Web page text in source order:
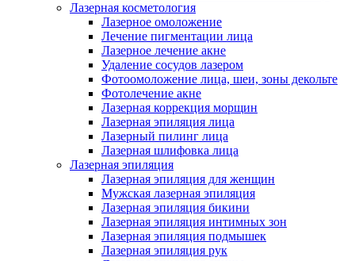
Лазерная косметология
Лазерное омоложение
Лечение пигментации лица
Лазерное лечение акне
Удаление сосудов лазером
Фотоомоложение лица, шеи, зоны декольте
Фотолечение акне
Лазерная коррекция морщин
Лазерная эпиляция лица
Лазерный пилинг лица
Лазерная шлифовка лица
Лазерная эпиляция
Лазерная эпиляция для женщин
Мужская лазерная эпиляция
Лазерная эпиляция бикини
Лазерная эпиляция интимных зон
Лазерная эпиляция подмышек
Лазерная эпиляция рук